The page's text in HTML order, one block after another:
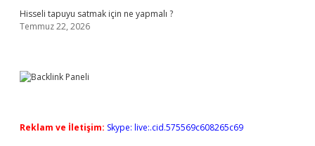
Hisseli tapuyu satmak için ne yapmalı ?
Temmuz 22, 2026
Reklam ve İletişim: Skype: live:.cid.575569c608265c69